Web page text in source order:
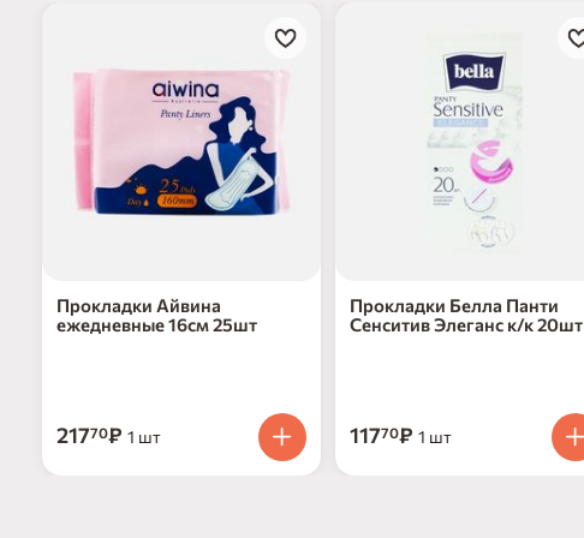
Прокладки Айвина
ежедневные 16см 25шт
21770₽ 1 шт
Прокладки Белла Панти
Сенситив Элеганс к/к 20шт
11770₽ 1 шт